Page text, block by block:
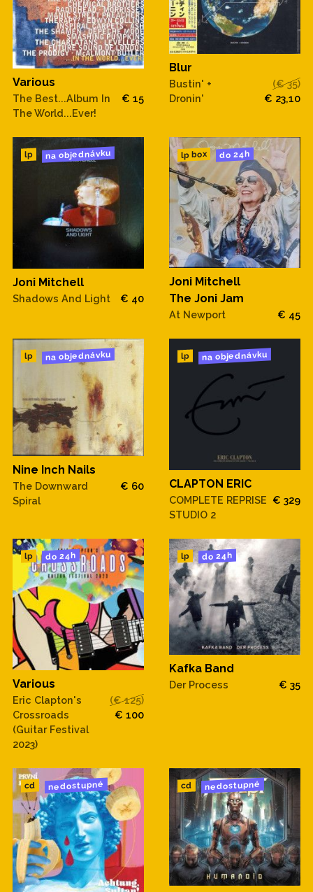
Various
The Best...Album In
The World...Ever!
€ 15
Blur
Bustin' +
Dronin'
(€ 35)
€ 23,10
lp na objednávku
Joni Mitchell
Shadows And Light € 40
lp box do 24h
Joni Mitchell
The Joni Jam
At Newport € 45
lp na objednávku
Nine Inch Nails
The Downward
Spiral
€ 60
lp na objednávku
CLAPTON ERIC
COMPLETE REPRISE
STUDIO 2
€ 329
lp do 24h
Various
Eric Clapton's
Crossroads
(Guitar Festival
2023)
(€ 125)
€ 100
lp do 24h
Kafka Band
Der Process € 35
cd nedostupné cd nedostupné